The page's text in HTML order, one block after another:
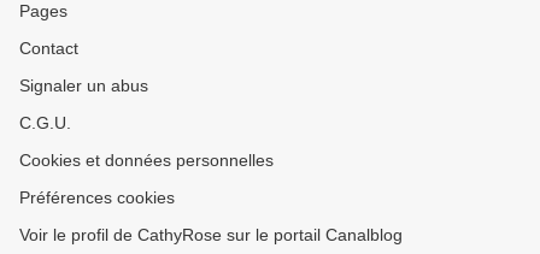
Pages
Contact
Signaler un abus
C.G.U.
Cookies et données personnelles
Préférences cookies
Voir le profil de CathyRose sur le portail Canalblog